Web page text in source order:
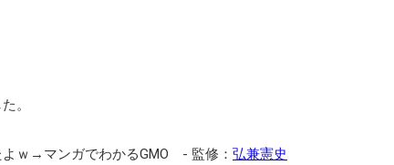
。
ｗ→マンガでわかるGMO - 監修： 弘兼憲史